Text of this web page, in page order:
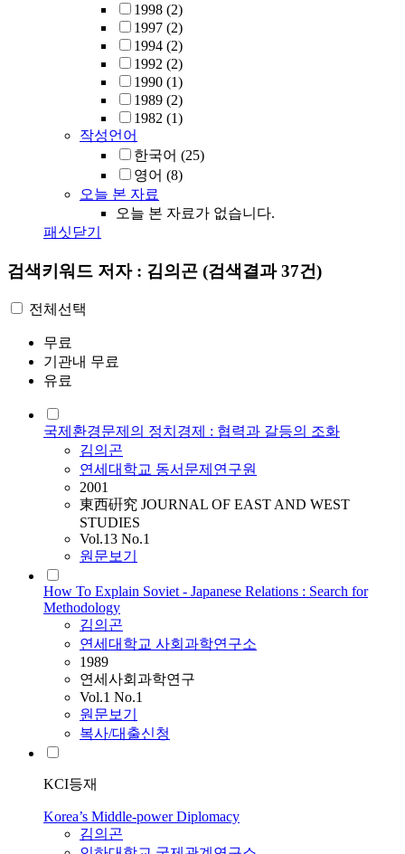
1998 (2)
1997 (2)
1994 (2)
1992 (2)
1990 (1)
1989 (2)
1982 (1)
작성언어
한국어 (25)
영어 (8)
오늘 본 자료
오늘 본 자료가 없습니다.
패싯닫기
검색키워드 저자 : 김의곤 (검색결과 37건)
전체선택
무료
기관내 무료
유료
국제환경문제의 정치경제 : 협력과 갈등의 조화
김의곤
연세대학교 동서문제연구원
2001
東西硏究 JOURNAL OF EAST AND WEST
STUDIES
Vol.13 No.1
원문보기
How To Explain Soviet - Japanese Relations : Search for
Methodology
김의곤
연세대학교 사회과학연구소
1989
연세사회과학연구
Vol.1 No.1
원문보기
복사/대출신청
KCI등재
Korea’s Middle-power Diplomacy
김의곤